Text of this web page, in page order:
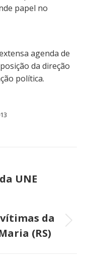
papel no
agenda de
da direção
política.
UNE
da
(RS)